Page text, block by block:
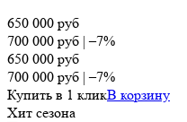
650 000 руб
700 000 руб |–7%
650 000 руб
700 000 руб |–7%
Купить в 1 кликВ корзину
Хит сезона